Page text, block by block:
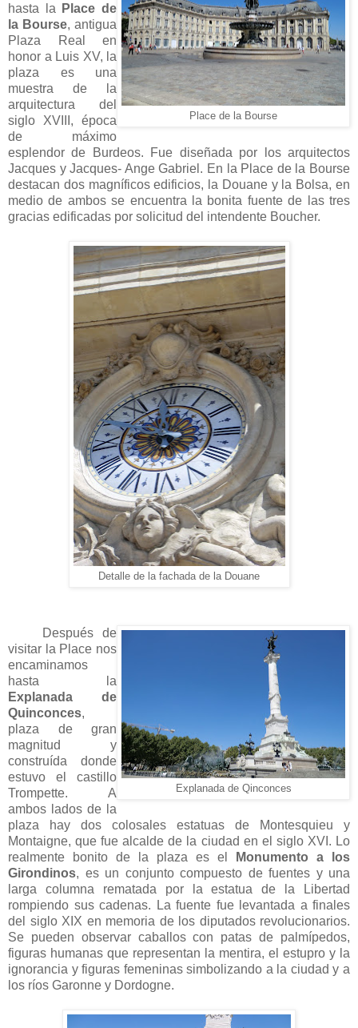
Place de la Bourse
hasta la
Place de
la Bourse, antigua
Plaza Real en
honor a Luis XV, la
plaza es una
muestra de la
arquitectura del
siglo XVIII, época
de máximo
esplendor de Burdeos. Fue diseñada por los arquitectos
Jacques y Jacques- Ange Gabriel. En la Place de la Bourse
destacan dos magníficos edificios, la Douane y la Bolsa, en
medio de ambos se encuentra la bonita fuente de las tres
gracias edificadas por solicitud del intendente Boucher.
Detalle de la fachada de la Douane
Explanada de Qinconces
Después de
visitar la Place nos
encaminamos
hasta la
Explanada de
Quinconces,
plaza de gran
magnitud y
construída donde
estuvo el castillo
Trompette. A
ambos lados de la
plaza hay dos colosales estatuas de Montesquieu y
Montaigne, que fue alcalde de la ciudad en el siglo XVI. Lo
realmente bonito de la plaza es el
Monumento a los
Girondinos, es un conjunto compuesto de fuentes y una
larga columna rematada por la estatua de la Libertad
rompiendo sus cadenas. La fuente fue levantada a finales
del siglo XIX en memoria de los diputados revolucionarios.
Se pueden observar caballos con patas de palmípedos,
figuras humanas que representan la mentira, el estupro y la
ignorancia y figuras femeninas simbolizando a la ciudad y a
los ríos Garonne y Dordogne.